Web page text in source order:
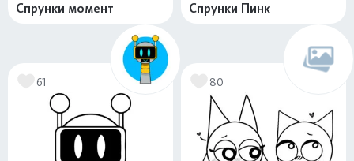
Спрунки момент Спрунки Пинк
61 80